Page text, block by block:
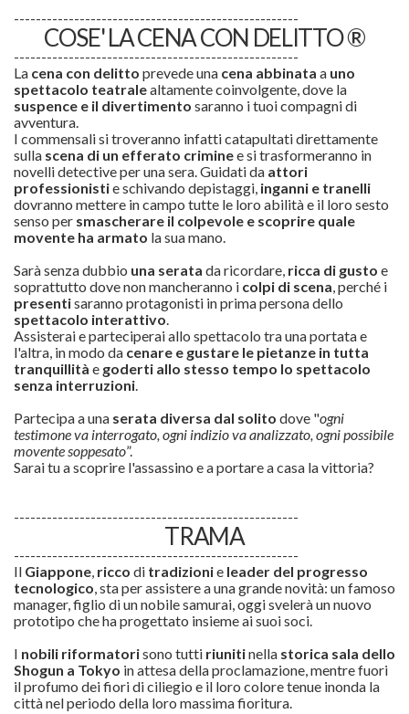
----------------------------------------------------
COSE' LA CENA CON DELITTO ®
----------------------------------------------------
La cena con delitto prevede una cena abbinata a uno
spettacolo teatralealtamente coinvolgente, dove la
suspence e il divertimento saranno i tuoi compagni di
avventura.
I commensali si troveranno infatti catapultati direttamente
sulla scena di un efferato criminee si trasformeranno in
novelli detective per una sera. Guidati da attori
professionistie schivando depistaggi, inganni e tranelli
dovranno mettere in campo tutte le loro abilità e il loro sesto
senso per smascherare il colpevole e scoprire quale
movente ha armato la sua mano.
Sarà senza dubbio una serata da ricordare, ricca di gusto e
soprattutto dove non mancheranno i colpi di scena, perché i
presentisaranno protagonisti in prima persona dello
spettacolo interattivo.
Assisterai e parteciperai allo spettacolo tra una portata e
l'altra, in modo da cenare e gustare le pietanze in tutta
tranquillità e goderti allo stesso tempo lo spettacolo
senza interruzioni.
Partecipa a una serata diversa dal solito dove "ogni
testimone va interrogato, ogni indizio va analizzato, ogni possibile
movente soppesato”.
Sarai tu a scoprire l'assassino e a portare a casa la vittoria?
----------------------------------------------------
TRAMA
----------------------------------------------------
Il Giappone, ricco di tradizionie leader del progresso
tecnologico, sta per assistere a una grande novità: un famoso
manager, figlio di un nobile samurai, oggi svelerà un nuovo
prototipo che ha progettato insieme ai suoi soci.
I nobili riformatorisono tutti riunitinella storica sala dello
Shogun a Tokyo in attesa della proclamazione, mentre fuori
il profumo dei fiori di ciliegio e il loro colore tenue inonda la
città nel periodo della loro massima fioritura.